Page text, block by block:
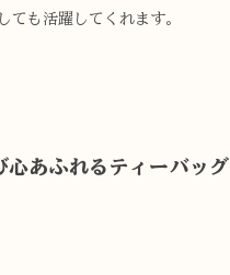
も活躍してくれます。
あふれるティーバッグ